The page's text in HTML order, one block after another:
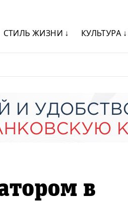
СТИЛЬ ЖИЗНИ ↓ КУЛЬТУРА ↓
в